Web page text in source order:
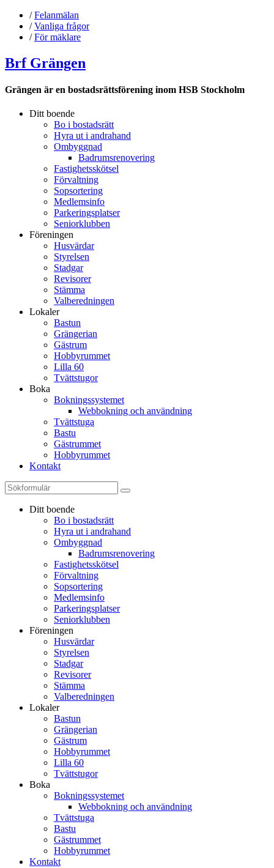
/Felanmälan
/Vanliga frågor
/För mäklare
Brf Grängen
Grängen är en bostadsrättsförening inom HSB Stockholm
Ditt boende
Bo i bostadsrätt
Hyra ut i andrahand
Ombyggnad
Badrumsrenovering
Fastighetsskötsel
Förvaltning
Sopsortering
Medlemsinfo
Parkeringsplatser
Seniorklubben
Föreningen
Husvärdar
Styrelsen
Stadgar
Revisorer
Stämma
Valberedningen
Lokaler
Bastun
Grängerian
Gästrum
Hobbyrummet
Lilla 60
Tvättstugor
Boka
Bokningssystemet
Webbokning och användning
Tvättstuga
Bastu
Gästrummet
Hobbyrummet
Kontakt
Ditt boende
Bo i bostadsrätt
Hyra ut i andrahand
Ombyggnad
Badrumsrenovering
Fastighetsskötsel
Förvaltning
Sopsortering
Medlemsinfo
Parkeringsplatser
Seniorklubben
Föreningen
Husvärdar
Styrelsen
Stadgar
Revisorer
Stämma
Valberedningen
Lokaler
Bastun
Grängerian
Gästrum
Hobbyrummet
Lilla 60
Tvättstugor
Boka
Bokningssystemet
Webbokning och användning
Tvättstuga
Bastu
Gästrummet
Hobbyrummet
Kontakt